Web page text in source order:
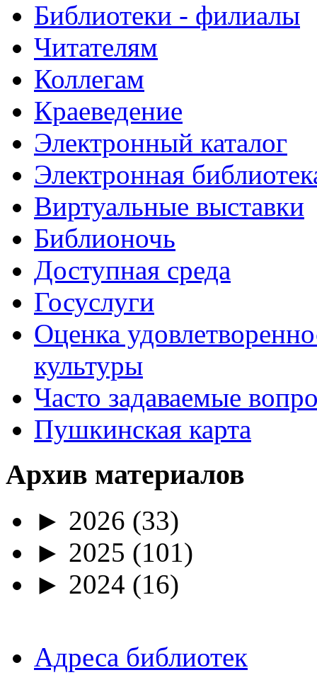
Библиотеки - филиалы
Читателям
Коллегам
Краеведение
Электронный каталог
Электронная
Виртуальные выставки
Библионочь
Доступная среда
Госуслуги
Оценка
культуры
Часто задаваемые
Пушкинская карта
Архив материалов
► 2026 (33)
► 2025 (101)
► 2024 (16)
Адреса библиотек